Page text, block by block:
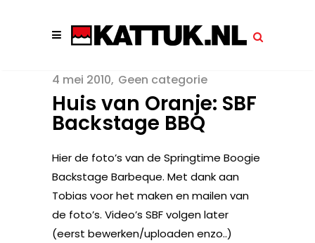
4 mei 2010 Geen categorie
Huis van Oranje: SBF
Backstage BBQ
Hier de foto’s van de Springtime Boogie
Backstage Barbeque. Met dank aan
Tobias voor het maken en mailen van
de foto’s. Video’s SBF volgen later
(eerst bewerken/uploaden enzo..)